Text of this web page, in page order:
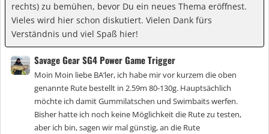
rechts) zu bemühen, bevor Du ein neues Thema eröffnest.
Vieles wird hier schon diskutiert. Vielen Dank fürs
Verständnis und viel Spaß hier!
Savage Gear SG4 Power Game Trigger
Moin Moin liebe BA‘ler, ich habe mir vor kurzem die oben
genannte Rute bestellt in 2.59m 80-130g. Hauptsächlich
möchte ich damit Gummilatschen und Swimbaits werfen.
Bisher hatte ich noch keine Möglichkeit die Rute zu testen,
aber ich bin, sagen wir mal günstig, an die Rute